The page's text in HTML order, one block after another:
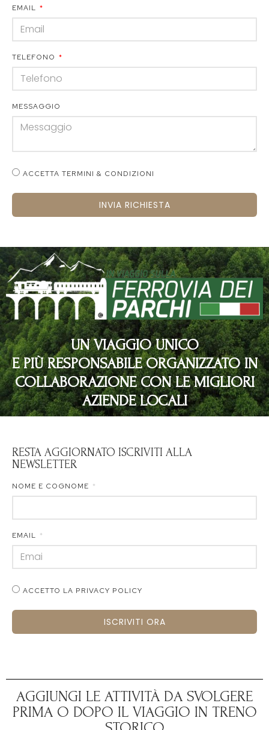
EMAIL
TELEFONO
MESSAGGIO
ACCETTA TERMINI & CONDIZIONI
INVIA RICHIESTA
UN VIAGGIO UNICO
E PIÙ RESPONSABILE ORGANIZZATO IN
COLLABORAZIONE CON LE MIGLIORI
AZIENDE LOCALI
RESTA AGGIORNATO ISCRIVITI ALLA
NEWSLETTER
NOME E COGNOME
EMAIL
ACCETTO LA PRIVACY POLICY
ISCRIVITI ORA
AGGIUNGI LE ATTIVITÀ DA SVOLGERE
PRIMA O DOPO IL VIAGGIO IN TRENO